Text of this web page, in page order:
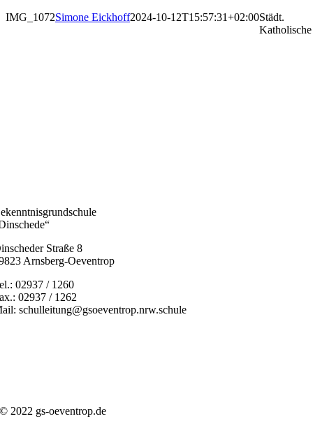
IMG_1072Simone Eickhoff2024-10-12T15:57:31+02:00Städt.
Katholische
Straße 8
Arnsberg-Oeventrop
02937 / 1260
02937 / 1262
schulleitung@gsoeventrop.nrw.schule
© 2022 gs-oeventrop.de